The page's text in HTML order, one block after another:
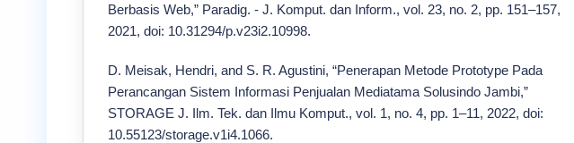
Berbasis Web,” Paradig. - J. Komput. dan Inform., vol. 23, no. 2, pp. 151–157,
2021, doi: 10.31294/p.v23i2.10998.
D. Meisak, Hendri, and S. R. Agustini, “Penerapan Metode Prototype Pada
Perancangan Sistem Informasi Penjualan Mediatama Solusindo Jambi,”
STORAGE J. Ilm. Tek. dan Ilmu Komput., vol. 1, no. 4, pp. 1–11, 2022, doi:
10.55123/storage.v1i4.1066.